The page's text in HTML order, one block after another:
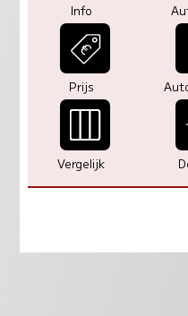
Info
Prijs
Vergelijk